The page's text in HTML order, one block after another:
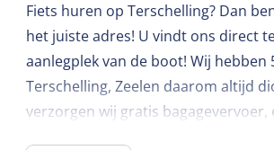
Fiets huren op Terschelling? Dan
het juiste adres! U vindt ons direct
aanlegplek van de boot! Wij hebben
Terschelling, Zeelen daarom altijd
verzorgen wij gratis bagagevervoer,